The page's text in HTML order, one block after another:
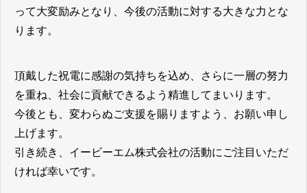
って大変励みとなり、今後の活動に対する大きな力とな
ります。
頂戴した祝電に感謝の気持ちを込め、さらに一層の努力
を重ね、社会に貢献できるよう精進してまいります。
今後とも、変わらぬご支援を賜りますよう、お願い申し
上げます。
引き続き、イービーエム株式会社の活動にご注目いただ
ければ幸いです。